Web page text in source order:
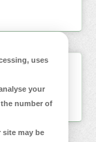
uses
your
number of
site may be